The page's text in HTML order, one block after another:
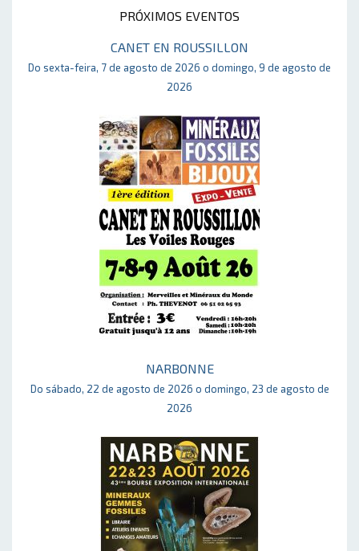
PRÓXIMOS EVENTOS
CANET EN ROUSSILLON
Do sexta-feira, 7 de agosto de 2026 o domingo, 9 de agosto de
2026
NARBONNE
Do sábado, 22 de agosto de 2026 o domingo, 23 de agosto de
2026